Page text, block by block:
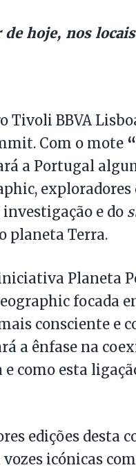
hoje, nos
Tivoli BBVA
Com o mote
a Portugal
exploradores
investigação e do
planeta Terra.
Planeta
focada
consciente e
a ênfase na
como esta
edições desta
icónicas